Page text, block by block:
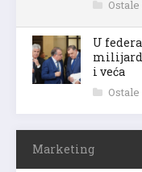
U
i veća
Marketing